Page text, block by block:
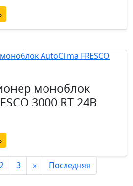
моноблок
3000 RT 24В
2 3 » Последняя